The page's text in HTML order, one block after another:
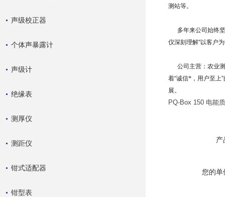
声级校正器
个体声暴露计
声级计
绝缘表
测厚仪
测距仪
钳式适配器
钳型表
测站等。
多年来公司始终
仪深刻理解“以客户
公司主营：农业
着“诚信*，用户至上”
展。
PQ-Box 150 电能
产
您的单